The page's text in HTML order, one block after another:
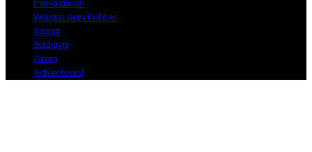
Pendidikan
Wisata dan Kuliner
Sosial
Budaya
Opini
Advertorial